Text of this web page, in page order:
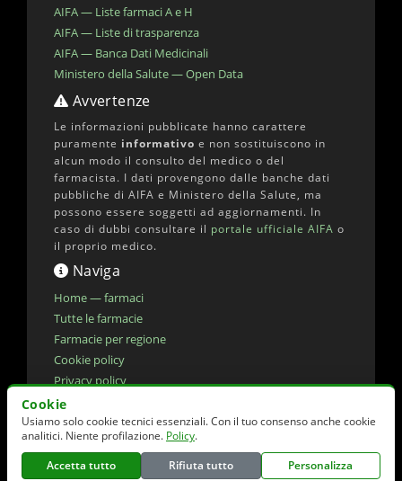
AIFA — Liste farmaci A e H
AIFA — Liste di trasparenza
AIFA — Banca Dati Medicinali
Ministero della Salute — Open Data
Avvertenze
Le informazioni pubblicate hanno carattere
puramente informativo e non sostituiscono in
alcun modo il consulto del medico o del
farmacista. I dati provengono dalle banche dati
pubbliche di AIFA e Ministero della Salute, ma
possono essere soggetti ad aggiornamenti. In
caso di dubbi consultare il portale ufficiale AIFA o
il proprio medico.
Naviga
Home — farmaci
Tutte le farmacie
Farmacie per regione
Cookie policy
Privacy policy
Dichiarazione di accessibilita'
Preferenze cookie
© 2026 elencofarmaci.it | Dati farmaci:AIFA
Cookie
Usiamo solo cookie tecnici essenziali. Con il tuo consenso anche cookie
analitici. Niente profilazione. Policy.
Accetta tutto
Rifiuta tutto Personalizza